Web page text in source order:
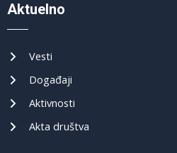
Aktuelno
Vesti
Događaji
Aktivnosti
Akta društva